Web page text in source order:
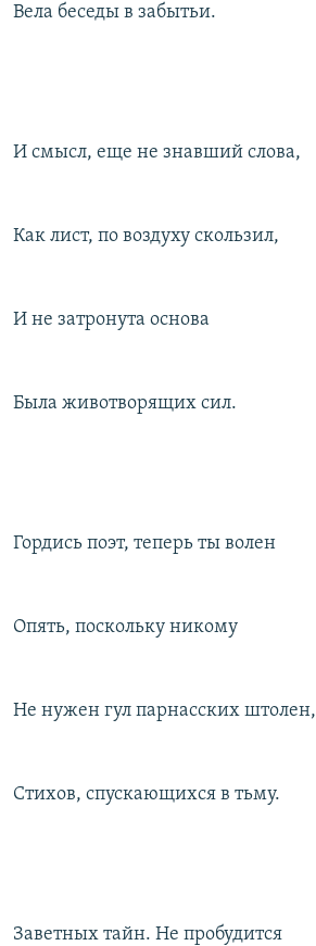
Вела беседы в забытьи.
И смысл, еще не знавший слова,
Как лист, по воздуху скользил,
И не затронута основа
Была животворящих сил.
Гордись поэт, теперь ты волен
Опять, поскольку никому
Не нужен гул парнасских штолен,
Стихов, спускающихся в тьму.
Заветных тайн. Не пробудится